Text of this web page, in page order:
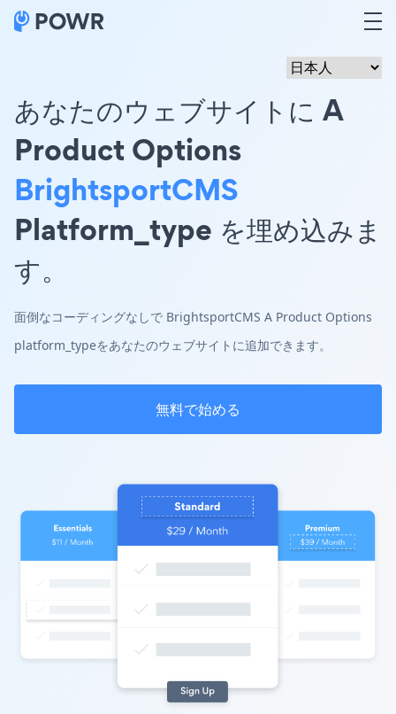
あなたのウェブサイトに A
Product Options
BrightsportCMS
Platform_type を埋め込みま
す。
面倒なコーディングなしで BrightsportCMS A Product Options
platform_typeをあなたのウェブサイトに追加できます。
無料で始める